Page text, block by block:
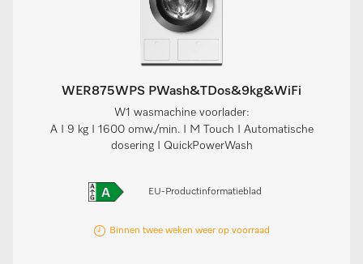
WER875WPS PWash&TDos&9kg&WiFi
W1 wasmachine voorlader:
A I 9 kg I 1600 omw./min. I M Touch I Automatische
dosering I QuickPowerWash
EU-Productinformatieblad
Binnen twee weken weer op voorraad